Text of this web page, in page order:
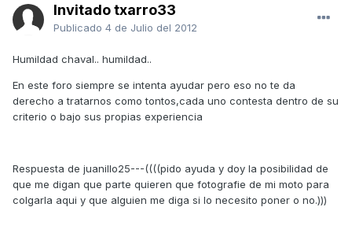
Invitado txarro33
Publicado 4 de Julio del 2012
Humildad chaval.. humildad..
En este foro siempre se intenta ayudar pero eso no te da
derecho a tratarnos como tontos,cada uno contesta dentro de su
criterio o bajo sus propias experiencia
Respuesta de juanillo25---((((pido ayuda y doy la posibilidad de
que me digan que parte quieren que fotografie de mi moto para
colgarla aqui y que alguien me diga si lo necesito poner o no.)))